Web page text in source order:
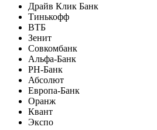
Драйв Клик Банк
Тинькофф
ВТБ
Зенит
Совкомбанк
Альфа-Банк
РН-Банк
Абсолют
Европа-Банк
Оранж
Квант
Экспо